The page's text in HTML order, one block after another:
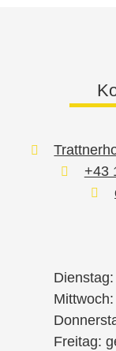
+43
Freitag: